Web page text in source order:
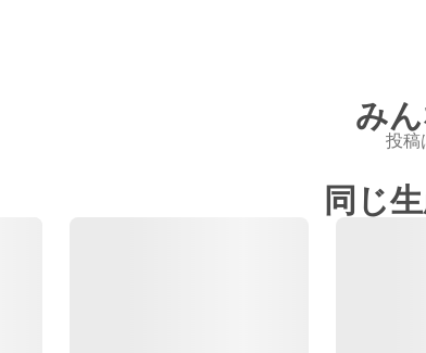
み
投稿
同じ